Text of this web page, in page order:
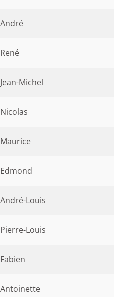
André
René
Jean-Michel
Nicolas
Maurice
Edmond
André-Louis
Pierre-Louis
Fabien
Antoinette